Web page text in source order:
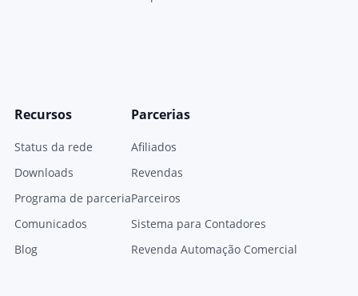
Recursos
Status da rede
Downloads
Programa de parceria
Comunicados
Blog
Parcerias
Afiliados
Revendas
Parceiros
Sistema para Contadores
Revenda Automação Comercial